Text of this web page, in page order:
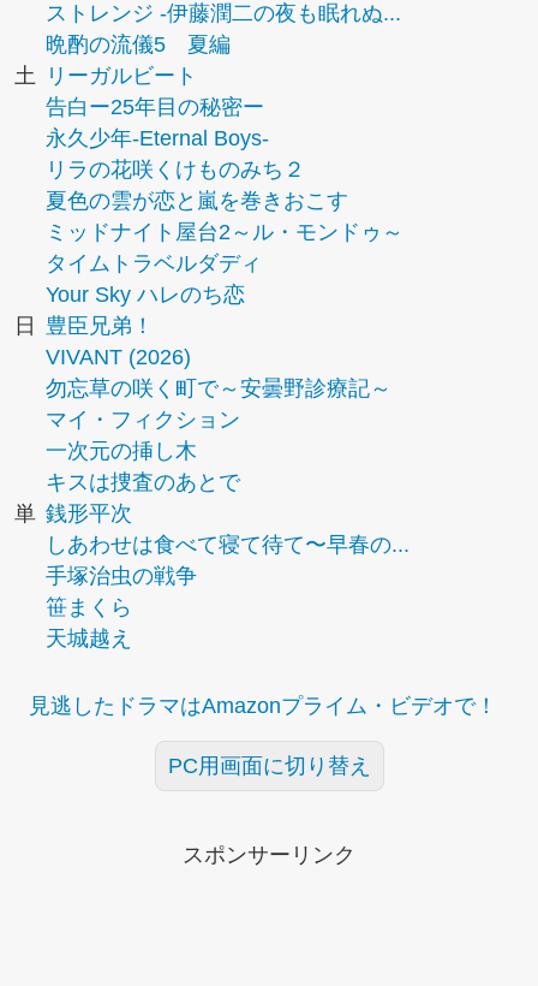
ストレンジ -伊藤潤二の夜も眠れぬ...
晩酌の流儀5 夏編
土
リーガルビート
告白ー25年目の秘密ー
永久少年-Eternal Boys-
リラの花咲くけものみち２
夏色の雲が恋と嵐を巻きおこす
ミッドナイト屋台2～ル・モンドゥ～
タイムトラベルダディ
Your Sky ハレのち恋
日
豊臣兄弟！
VIVANT (2026)
勿忘草の咲く町で～安曇野診療記～
マイ・フィクション
一次元の挿し木
キスは捜査のあとで
単 銭形平次
しあわせは食べて寝て待て〜早春の...
手塚治虫の戦争
笹まくら
天城越え
見逃したドラマはAmazonプライム・ビデオで！
PC用画面に切り替え
スポンサーリンク